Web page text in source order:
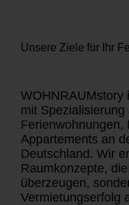
Unsere Ziele für Ihr
WOHNRAUMstory
mit
Ferienwohnungen,
Appartements an
Deutschland. Wir
Raumkonzepte,
überzeugen,
Vermietungserfolg